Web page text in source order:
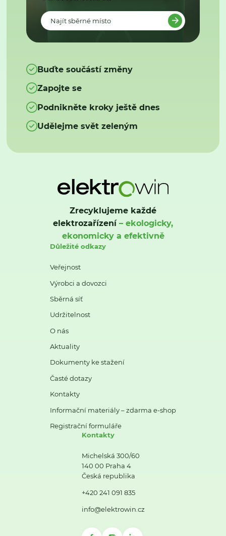
Najít sběrné místo
Buďte součástí změny
Zapojte se
Podnikněte kroky ještě dnes
Udělejme svět zeleným
Zrecyklujeme každé
elektrozařízení– ekologicky,
ekonomicky a efektivně
Důležité odkazy
Veřejnost
Výrobci a dovozci
Sběrná síť
Udržitelnost
O nás
Aktuality
Dokumenty ke stažení
Časté dotazy
Kontakty
Informační materiály – zdarma e-shop
Registrační formuláře
Kontakty
Michelská 300/60
140 00 Praha 4
Česká republika
+420 241 091 835
info@elektrowin.cz